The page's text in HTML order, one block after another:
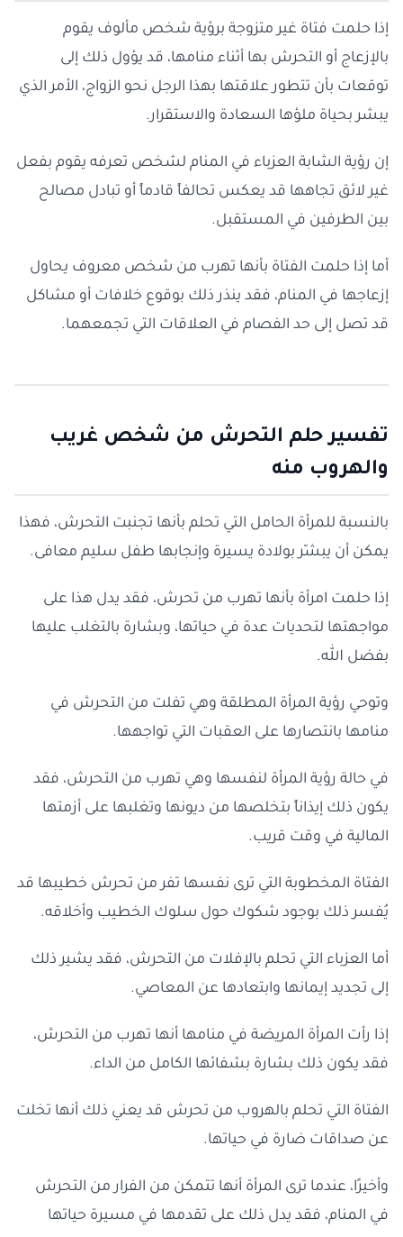
إذا حلمت فتاة غير متزوجة برؤية شخص مألوف يقوم
بالإزعاج أو التحرش بها أثناء منامها، قد يؤول ذلك إلى
توقعات بأن تتطور علاقتها بهذا الرجل نحو الزواج، الأمر الذي
يبشر بحياة ملؤها السعادة والاستقرار.
إن رؤية الشابة العزباء في المنام لشخص تعرفه يقوم بفعل
غير لائق تجاهها قد يعكس تحالفاً قادماً أو تبادل مصالح
بين الطرفين في المستقبل.
أما إذا حلمت الفتاة بأنها تهرب من شخص معروف يحاول
إزعاجها في المنام، فقد ينذر ذلك بوقوع خلافات أو مشاكل
قد تصل إلى حد الفصام في العلاقات التي تجمعهما.
تفسير حلم التحرش من شخص غريب
والهروب منه
بالنسبة للمرأة الحامل التي تحلم بأنها تجنبت التحرش، فهذا
يمكن أن يبشّر بولادة يسيرة وإنجابها طفل سليم معافى.
إذا حلمت امرأة بأنها تهرب من تحرش، فقد يدل هذا على
مواجهتها لتحديات عدة في حياتها، وبشارة بالتغلب عليها
بفضل الله.
وتوحي رؤية المرأة المطلقة وهي تفلت من التحرش في
منامها بانتصارها على العقبات التي تواجهها.
في حالة رؤية المرأة لنفسها وهي تهرب من التحرش، فقد
يكون ذلك إيذاناً بتخلصها من ديونها وتغلبها على أزمتها
المالية في وقت قريب.
الفتاة المخطوبة التي ترى نفسها تفر من تحرش خطيبها قد
يُفسر ذلك بوجود شكوك حول سلوك الخطيب وأخلاقه.
أما العزباء التي تحلم بالإفلات من التحرش، فقد يشير ذلك
إلى تجديد إيمانها وابتعادها عن المعاصي.
إذا رأت المرأة المريضة في منامها أنها تهرب من التحرش،
فقد يكون ذلك بشارة بشفائها الكامل من الداء.
الفتاة التي تحلم بالهروب من تحرش قد يعني ذلك أنها تخلت
عن صداقات ضارة في حياتها.
وأخيرًا، عندما ترى المرأة أنها تتمكن من الفرار من التحرش
في المنام، فقد يدل ذلك على تقدمها في مسيرة حياتها